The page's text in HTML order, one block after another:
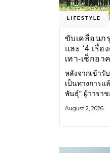
LIFESTYLE
ขับเคลื่อนก
และ ‘4 เรื่อ
เทา-เช็กอา
ขยะ-ขีดเส้
หลังจากเข้ารั
เป็นทางการ
พันธุ์" ผู้ว่าราช
แปลงนโยบา
August 2, 2026